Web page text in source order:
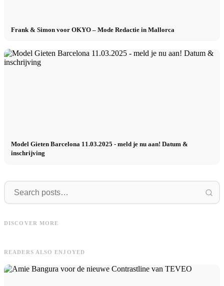
Frank & Simon voor OKYO – Mode Redactie in Mallorca
Model Gieten Barcelona 11.03.2025 - meld je nu aan! Datum &
inschrijving
DISCOVER MORE
Simon
READERS ALSO ENJOYED